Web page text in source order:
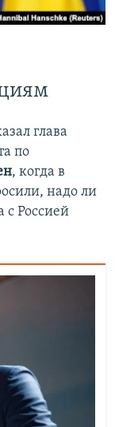
глава
по
, когда в
надо ли
с Россией